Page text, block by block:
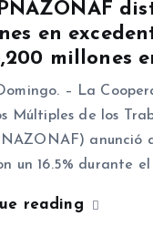
en
millones
– La
Múltiples de los
anunció
un 16.5% durante
reading